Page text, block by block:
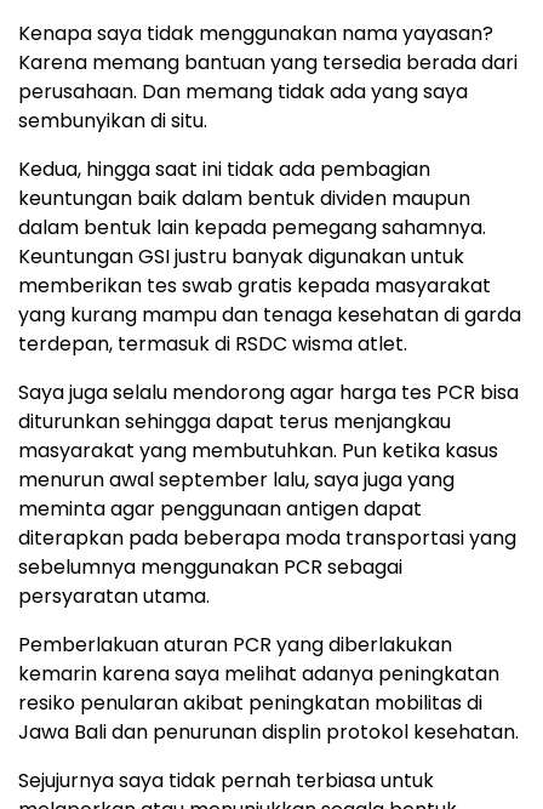
Kenapa saya tidak menggunakan nama yayasan?
Karena memang bantuan yang tersedia berada dari
perusahaan. Dan memang tidak ada yang saya
sembunyikan di situ.
Kedua, hingga saat ini tidak ada pembagian
keuntungan baik dalam bentuk dividen maupun
dalam bentuk lain kepada pemegang sahamnya.
Keuntungan GSI justru banyak digunakan untuk
memberikan tes swab gratis kepada masyarakat
yang kurang mampu dan tenaga kesehatan di garda
terdepan, termasuk di RSDC wisma atlet.
Saya juga selalu mendorong agar harga tes PCR bisa
diturunkan sehingga dapat terus menjangkau
masyarakat yang membutuhkan. Pun ketika kasus
menurun awal september lalu, saya juga yang
meminta agar penggunaan antigen dapat
diterapkan pada beberapa moda transportasi yang
sebelumnya menggunakan PCR sebagai
persyaratan utama.
Pemberlakuan aturan PCR yang diberlakukan
kemarin karena saya melihat adanya peningkatan
resiko penularan akibat peningkatan mobilitas di
Jawa Bali dan penurunan displin protokol kesehatan.
Sejujurnya saya tidak pernah terbiasa untuk